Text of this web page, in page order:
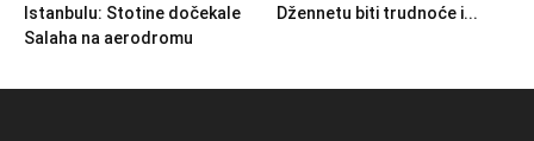
Istanbulu: Stotine dočekale
Salaha na aerodromu
Džennetu biti trudnoće i...